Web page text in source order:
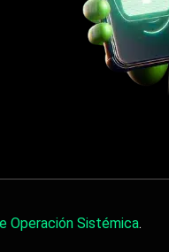
Operación Sistémica.